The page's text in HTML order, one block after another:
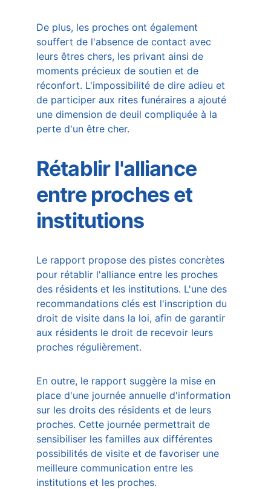
De plus, les proches ont également
souffert de l'absence de contact avec
leurs êtres chers, les privant ainsi de
moments précieux de soutien et de
réconfort. L'impossibilité de dire adieu et
de participer aux rites funéraires a ajouté
une dimension de deuil compliquée à la
perte d'un être cher.
Rétablir l'alliance
entre proches et
institutions
Le rapport propose des pistes concrètes
pour rétablir l'alliance entre les proches
des résidents et les institutions. L'une des
recommandations clés est l'inscription du
droit de visite dans la loi, afin de garantir
aux résidents le droit de recevoir leurs
proches régulièrement.
En outre, le rapport suggère la mise en
place d'une journée annuelle d'information
sur les droits des résidents et de leurs
proches. Cette journée permettrait de
sensibiliser les familles aux différentes
possibilités de visite et de favoriser une
meilleure communication entre les
institutions et les proches.